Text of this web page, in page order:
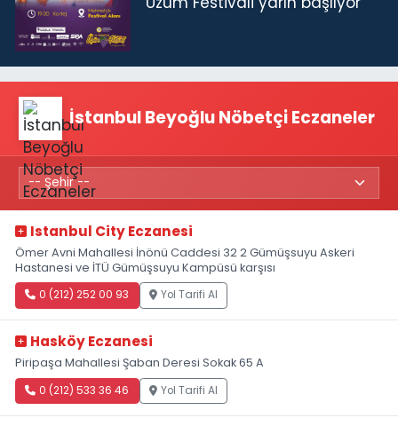
İstanbul Beyoğlu Nöbetçi Eczaneler
Istanbul City Eczanesi
Ömer Avni Mahallesi İnönü Caddesi 32 2 Gümüşsuyu Askeri
Hastanesi ve İTÜ Gümüşsuyu Kampüsü karşısı
0 (212) 252 00 93 Yol Tarifi Al
Hasköy Eczanesi
Piripaşa Mahallesi Şaban Deresi Sokak 65 A
0 (212) 533 36 46 Yol Tarifi Al